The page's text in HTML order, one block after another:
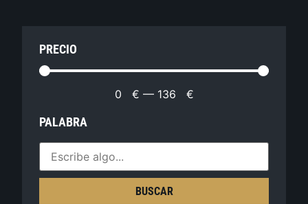
PRECIO
0 € — 136 €
PALABRA
BUSCAR